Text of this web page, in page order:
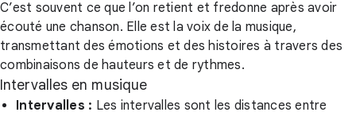
C’est souvent ce que l’on retient et fredonne après avoir
écouté une chanson. Elle est la voix de la musique,
transmettant des émotions et des histoires à travers des
combinaisons de hauteurs et de rythmes.
Intervalles en musique
Intervalles : Les intervalles sont les distances entre